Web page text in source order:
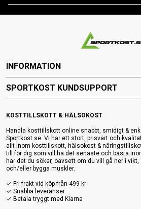
KOSTTILLSKOTT & HÄLSOKOST
Handla kosttillskott online snabbt, smidigt &
Sportkost.se. Vi har ett stort, prisvärt och
allt inom kosttillskott, hälsokost &
till för dig som vill ha det senaste och bästa
har det du söker, oavsett om du vill gå ner i vikt,
och/eller bygga muskler.
✓ Fri frakt vid köp från 499 kr
✓ Snabba leveranser
✓ Betala tryggt med Klarna
INFORMATION
SPORTKOST KUNDSUPPORT